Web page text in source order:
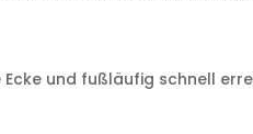
und fußläufig schnell